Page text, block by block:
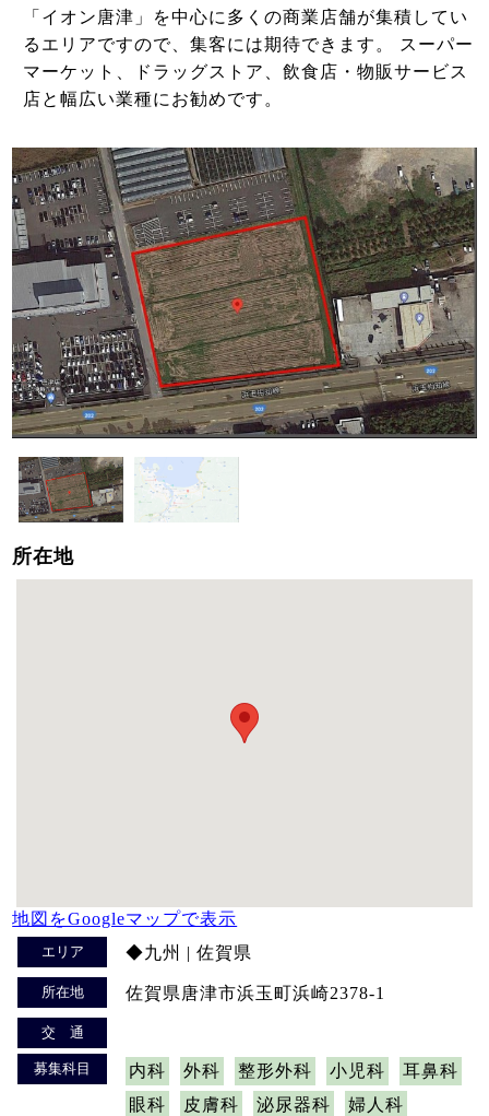
「イオン唐津」を中心に多くの商業店舗が集積してい
るエリアですので、集客には期待できます。 スーパー
マーケット、ドラッグストア、飲食店・物販サービス
店と幅広い業種にお勧めです。
所在地
地図をGoogleマップで表示
エリア ◆九州 | 佐賀県
所在地 佐賀県唐津市浜玉町浜崎2378-1
交 通
募集科目 内科 外科 整形外科 小児科
耳鼻科
眼科
皮膚科 泌尿器科
婦人科